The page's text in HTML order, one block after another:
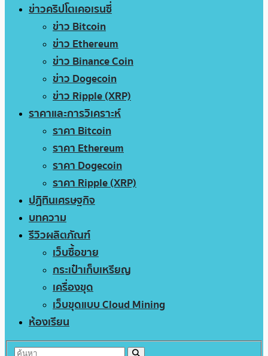
ข่าวคริปโตเคอเรนซี่
ข่าว Bitcoin
ข่าว Ethereum
ข่าว Binance Coin
ข่าว Dogecoin
ข่าว Ripple (XRP)
ราคาและการวิเคราะห์
ราคา Bitcoin
ราคา Ethereum
ราคา Dogecoin
ราคา Ripple (XRP)
ปฏิทินเศรษฐกิจ
บทความ
รีวิวผลิตภัณฑ์
เว็บซื้อขาย
กระเป๋าเก็บเหรียญ
เครื่องขุด
เว็บขุดแบบ Cloud Mining
ห้องเรียน